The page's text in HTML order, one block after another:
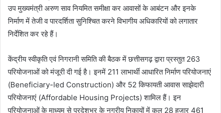
उप मुख्यमंत्री अरुण साव नियमित समीक्षा कर आवासों के आबंटन और इनके
निर्माण में तेजी व पारदर्शिता सुनिश्चित करने विभागीय अधिकारियों को लगातार
निर्देशित कर रहे हैं।
केंद्रीय स्वीकृति एवं निगरानी समिति की बैठक में छत्तीसगढ़ द्वारा प्रस्तुत 263
परियोजनाओं को मंजूरी दी गई है। इनमें 211 लाभार्थी आधारित निर्माण परियोजनाएं
(Beneficiary-led Construction) और 52 किफायती आवास साझेदारी
परियोजनाएं (Affordable Housing Projects) शामिल हैं। इन
परियोजनाओं के माध्यम से प्रदेशभर के नगरीय निकायों में कुल 28 हजार 461